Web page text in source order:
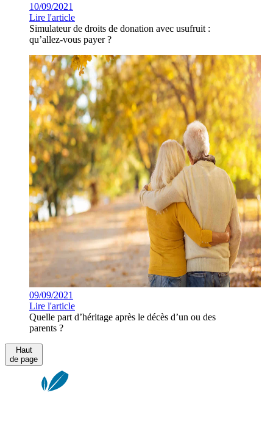
10/09/2021
Lire l'article
Simulateur de droits de donation avec usufruit :
qu’allez-vous payer ?
09/09/2021
Lire l'article
Quelle part d’héritage après le décès d’un ou des
parents ?
Haut
de page